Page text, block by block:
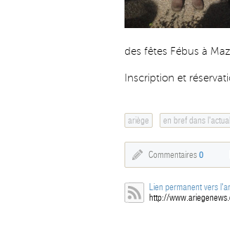
des fêtes Fébus à
Inscription et
ariège en bref dans
Commentaires 0
Lien permanent vers
http://